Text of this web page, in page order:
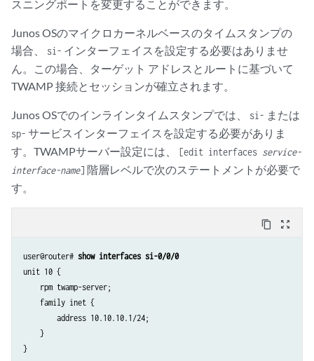
スニングポートを変更することができます。
Junos OSのマイクロカーネルベースのタイムスタンプの
場合、
si- インターフェイスを設定する必要はありませ
ん。この場合、ターゲット アドレスとルートに基づいて
TWAMP 接続とセッションが確立されます。
Junos OSでのインラインタイムスタンプでは、 si- または
sp- サービスインターフェイスを設定する必要がありま
す。TWAMPサーバー設定には、
[edit interfaces service-
interface-name] 階層レベルで次のステートメントが必要で
す。
content_copy zoom_out_map
user@router# show interfaces si-0/0/0
unit 10 {
    rpm twamp-server;
    family inet {
        address 10.10.10.1/24;
    }